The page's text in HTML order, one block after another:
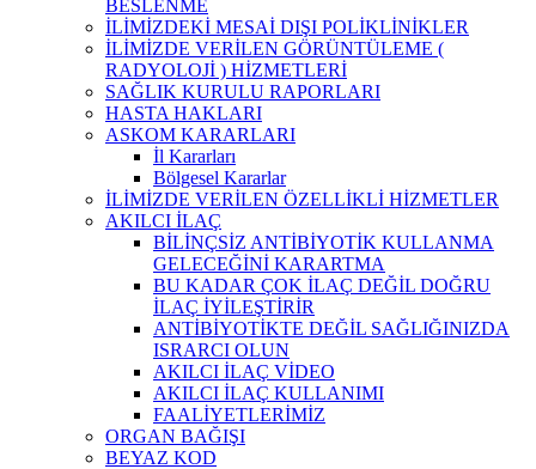
BESLENME
İLİMİZDEKİ MESAİ DIŞI POLİKLİNİKLER
İLİMİZDE VERİLEN GÖRÜNTÜLEME (
RADYOLOJİ ) HİZMETLERİ
SAĞLIK KURULU RAPORLARI
HASTA HAKLARI
ASKOM KARARLARI
İl Kararları
Bölgesel Kararlar
İLİMİZDE VERİLEN ÖZELLİKLİ HİZMETLER
AKILCI İLAÇ
BİLİNÇSİZ ANTİBİYOTİK KULLANMA
GELECEĞİNİ KARARTMA
BU KADAR ÇOK İLAÇ DEĞİL DOĞRU
İLAÇ İYİLEŞTİRİR
ANTİBİYOTİKTE DEĞİL SAĞLIĞINIZDA
ISRARCI OLUN
AKILCI İLAÇ VİDEO
AKILCI İLAÇ KULLANIMI
FAALİYETLERİMİZ
ORGAN BAĞIŞI
BEYAZ KOD